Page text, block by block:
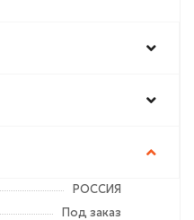
РОССИЯ
Под заказ